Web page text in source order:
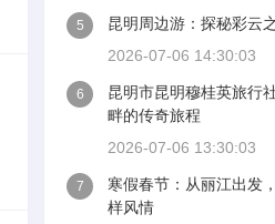
5
昆明周边游：探秘彩云
2026-07-06 14:30:03
6
昆明市昆明穆桂英旅行
畔的传奇旅程
2026-07-06 13:30:03
7
寒假春节：从丽江出发
样风情